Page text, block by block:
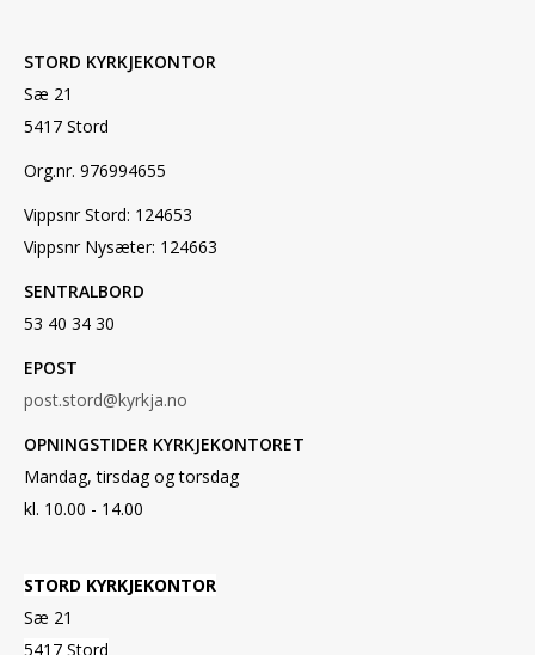
STORD KYRKJEKONTOR
Sæ 21
5417 Stord
Org.nr. 976994655
Vippsnr Stord: 124653
Vippsnr Nysæter: 124663
SENTRALBORD
53 40 34 30
EPOST
post.stord@kyrkja.no
OPNINGSTIDER KYRKJEKONTORET
Mandag, tirsdag og torsdag
kl. 10.00 - 14.00
STORD KYRKJEKONTOR
Sæ 21
5417 Stord